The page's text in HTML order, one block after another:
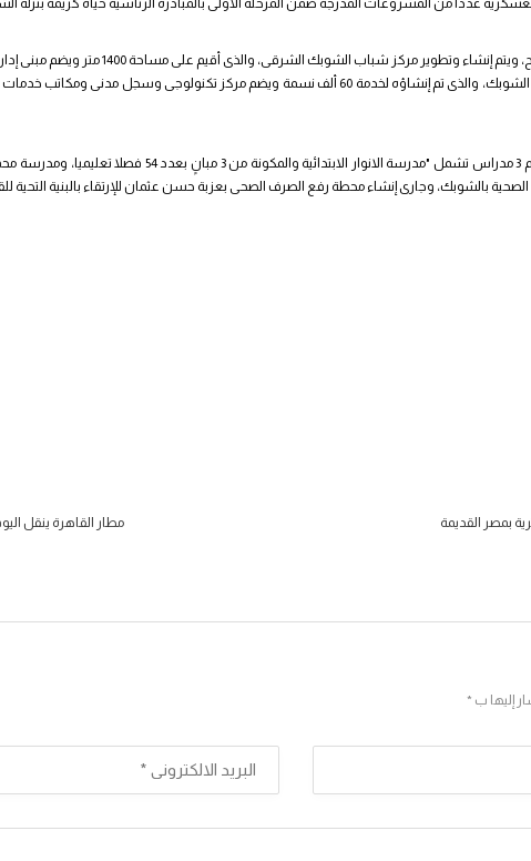
عددا من المشروعات المدرجة ضمن المرحلة الأولى بالمبادرة الرئاسية حياة كريمة بنزله
و تستهدف المبادرة تطوير 42 قرية بمركزى الصف
وتنفيذ مجمع الخدمات الحكومية والزراعى المتكامل بنزلة الشوبك، والذى تم إنشاؤه لخدمة 60 ألف نسمة ويضم
كما يتم تنفيذ توسعات وتطوير مجمع المدارس الذى يضم 3 مدراس تشمل
مطار القاهرة ينقل اليوم الثلاثاء 63 ألف راكب بمصر القديمة
إليها ب *